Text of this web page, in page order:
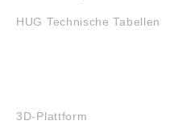
HUG Technische Tabellen
3D-Plattform